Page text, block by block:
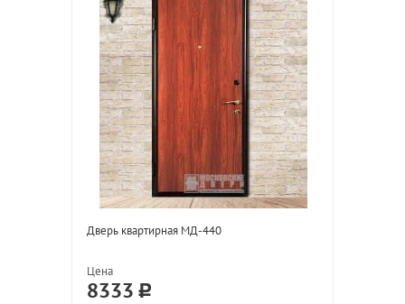
Дверь квартирная МД-440
Цена
8333